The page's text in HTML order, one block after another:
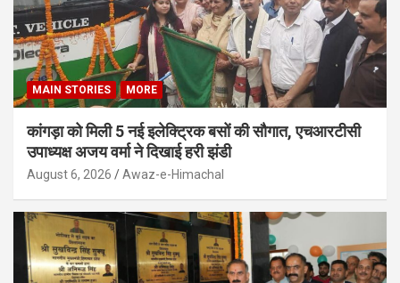
MAIN STORIES MORE
कांगड़ा को मिली 5 नई इलेक्ट्रिक बसों की सौगात, एचआरटीसी
उपाध्यक्ष अजय वर्मा ने दिखाई हरी झंडी
August 6, 2026 Awaz-e-Himachal